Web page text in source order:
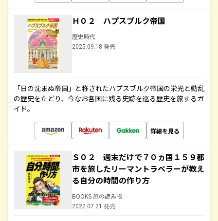
Ｈ０２ ハプスブルク帝国
歴史時代
2025.09.18 発売
「日の沈まぬ帝国」と称されたハプスブルク帝国の栄光と動乱
の歴史をたどり、今なお各国に残る史跡を巡る歴史を旅するガ
イド。
詳細を見る
Ｓ０２ 週末だけで７０ヵ国１５９都
市を旅したリーマントラベラーが教え
る自分の時間の作り方
BOOKS 旅の読み物
2022.07.21 発売